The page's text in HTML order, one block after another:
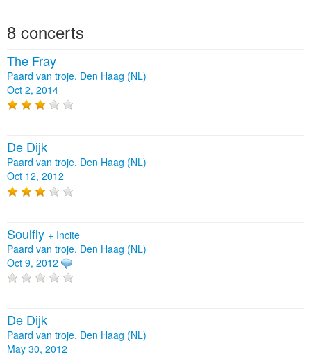
8 concerts
The Fray
Paard van troje, Den Haag (NL)
Oct 2, 2014
De Dijk
Paard van troje, Den Haag (NL)
Oct 12, 2012
Soulfly + Incite
Paard van troje, Den Haag (NL)
Oct 9, 2012
De Dijk
Paard van troje, Den Haag (NL)
May 30, 2012